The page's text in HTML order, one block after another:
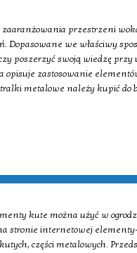
przestrzeni
we właściwy
poszerzyć swoją wiedzę przy
opisuje zastosowanie
metalowe należy kupić do
kute można użyć w
stronie internetowej
części metalowych.